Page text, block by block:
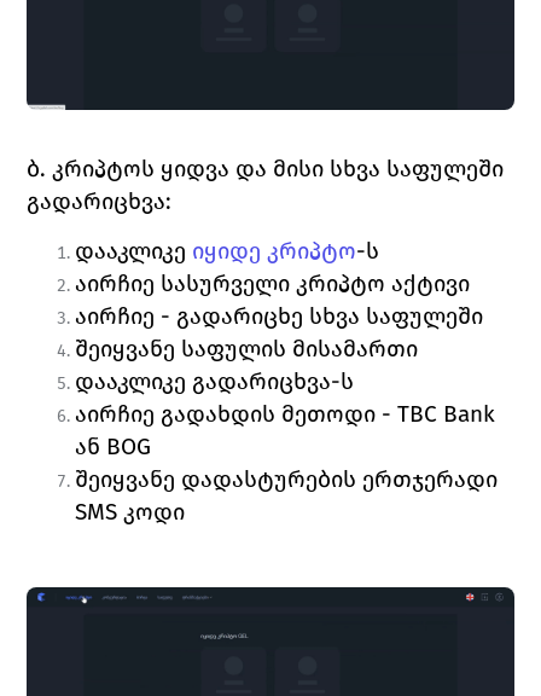
ბ. კრიპტოს ყიდვა და მისი სხვა საფულეში
გადარიცხვა:
დააკლიკე იყიდე კრიპტო-ს
აირჩიე სასურველი კრიპტო აქტივი
აირჩიე - გადარიცხე სხვა საფულეში
შეიყვანე საფულის მისამართი
დააკლიკე გადარიცხვა-ს
აირჩიე გადახდის მეთოდი - TBC Bank
ან BOG
შეიყვანე დადასტურების ერთჯერადი
SMS კოდი